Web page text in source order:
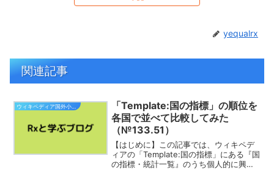
yequalrx
関連記事
「Template:国の指標」の順位を
各国で並べて比較してみた
（№133.51）
【はじめに】この記事では、ウィキペデ
ィアの「Template:国の指標」にある『国
の指標・統計一覧』のうち個人的に興味